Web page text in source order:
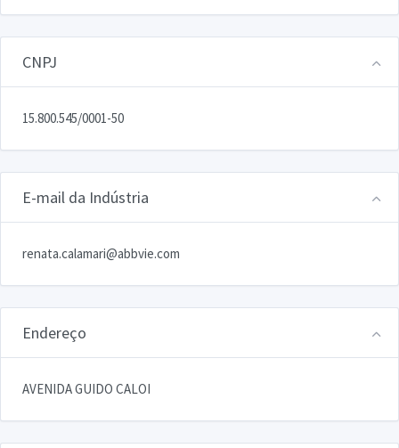
CNPJ
15.800.545/0001-50
E-mail da Indústria
renata.calamari@abbvie.com
Endereço
AVENIDA GUIDO CALOI